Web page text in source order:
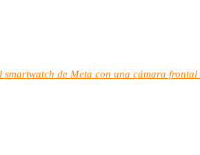
de Meta con una cámara